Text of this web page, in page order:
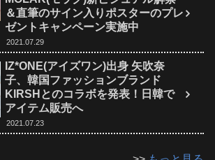
＆直筆のサイン入りポスターのプレ
ゼントキャンペーン実施中
2021.07.29
IZ*ONE(アイズワン)出身 矢吹奈
子、韓国ファッションブランド
KIRSHとのコラボを発表！日韓で
アイテム販売へ
2021.07.23